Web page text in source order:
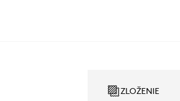
ZLOŽENIE